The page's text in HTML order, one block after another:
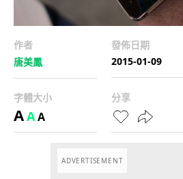
作者
唐美鳳
發佈日期
2015-01-09
字體大小
AAA
分享
ADVERTISEMENT